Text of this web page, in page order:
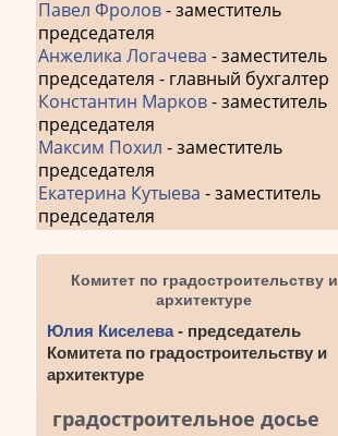
Павел Фролов- заместитель
председателя
Анжелика Логачева - заместитель
председателя - главный бухгалтер
Константин Марков- заместитель
председателя
Максим Похил - заместитель
председателя
Екатерина Кутыева - заместитель
председателя
Комитет по градостроительству и
архитектуре
Юлия Киселева- председатель
Комитета по градостроительству и
архитектуре
градостроительное досье